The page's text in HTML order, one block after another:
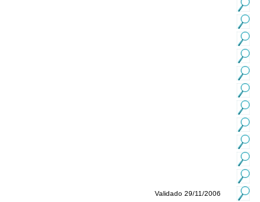
Validado 29/11/2006